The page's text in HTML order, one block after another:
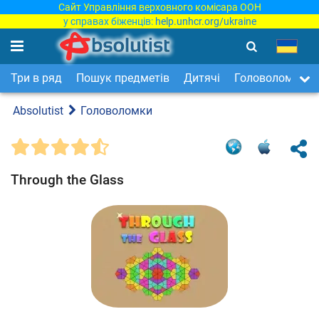
Сайт Управління верховного комісара ООН
у справах біженців: help.unhcr.org/ukraine
Три в ряд Пошук предметів Дитячі Головоломки
Absolutist Головоломки
Through the Glass